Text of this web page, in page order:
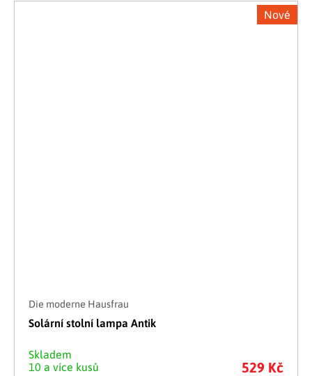
Nové
Die moderne Hausfrau
Solární stolní lampa Antik
Skladem
10 a více kusů
529 Kč